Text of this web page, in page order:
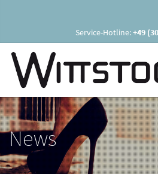
Service-Hotline:+49
News